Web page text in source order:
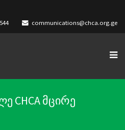
communications@chca.org.ge
CHCA მცირე